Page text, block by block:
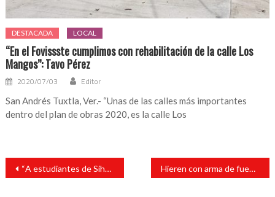
DESTACADA LOCAL
“En el Fovissste cumplimos con rehabilitación de la calle Los
Mangos”: Tavo Pérez
2020/07/03 Editor
San Andrés Tuxtla, Ver.- “Unas de las calles más importantes
dentro del plan de obras 2020, es la calle Los
Navegación
entradas
“A estudiantes de Sihuapan le cumplimos, con domo y útiles escolares: Tavo Pérez Hieren con arma de fuego a sujeto en callejón González Bocanegra